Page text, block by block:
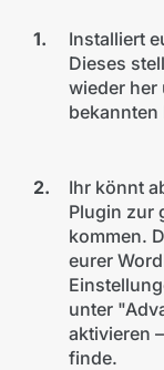
Installiert
Dieses
wieder her
bekannten
Ihr könnt
Plugin zur
kommen.
eurer
unter
aktivieren
finde.